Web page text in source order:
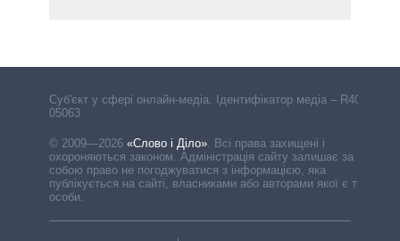
Cуб'єкт у сфері онлайн-медіа. Ідентифікатор медіа – R40-
05063
© 2009—2026 «Слово і Діло». Всі права захищені і
охороняються законом. Адміністрація сайту залишає за
собою право не погоджуватися з інформацією, яка
публікується на сайті, власниками або авторами якої є треті
особи.